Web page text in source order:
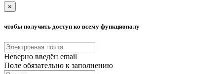
×
чтобы получить доступ ко всему функционалу
Неверно введён email
Поле обязательно к заполнению